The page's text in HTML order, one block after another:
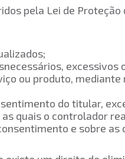
pela Lei de Proteção
ou produto,
do titular,
as quais o controlador
e